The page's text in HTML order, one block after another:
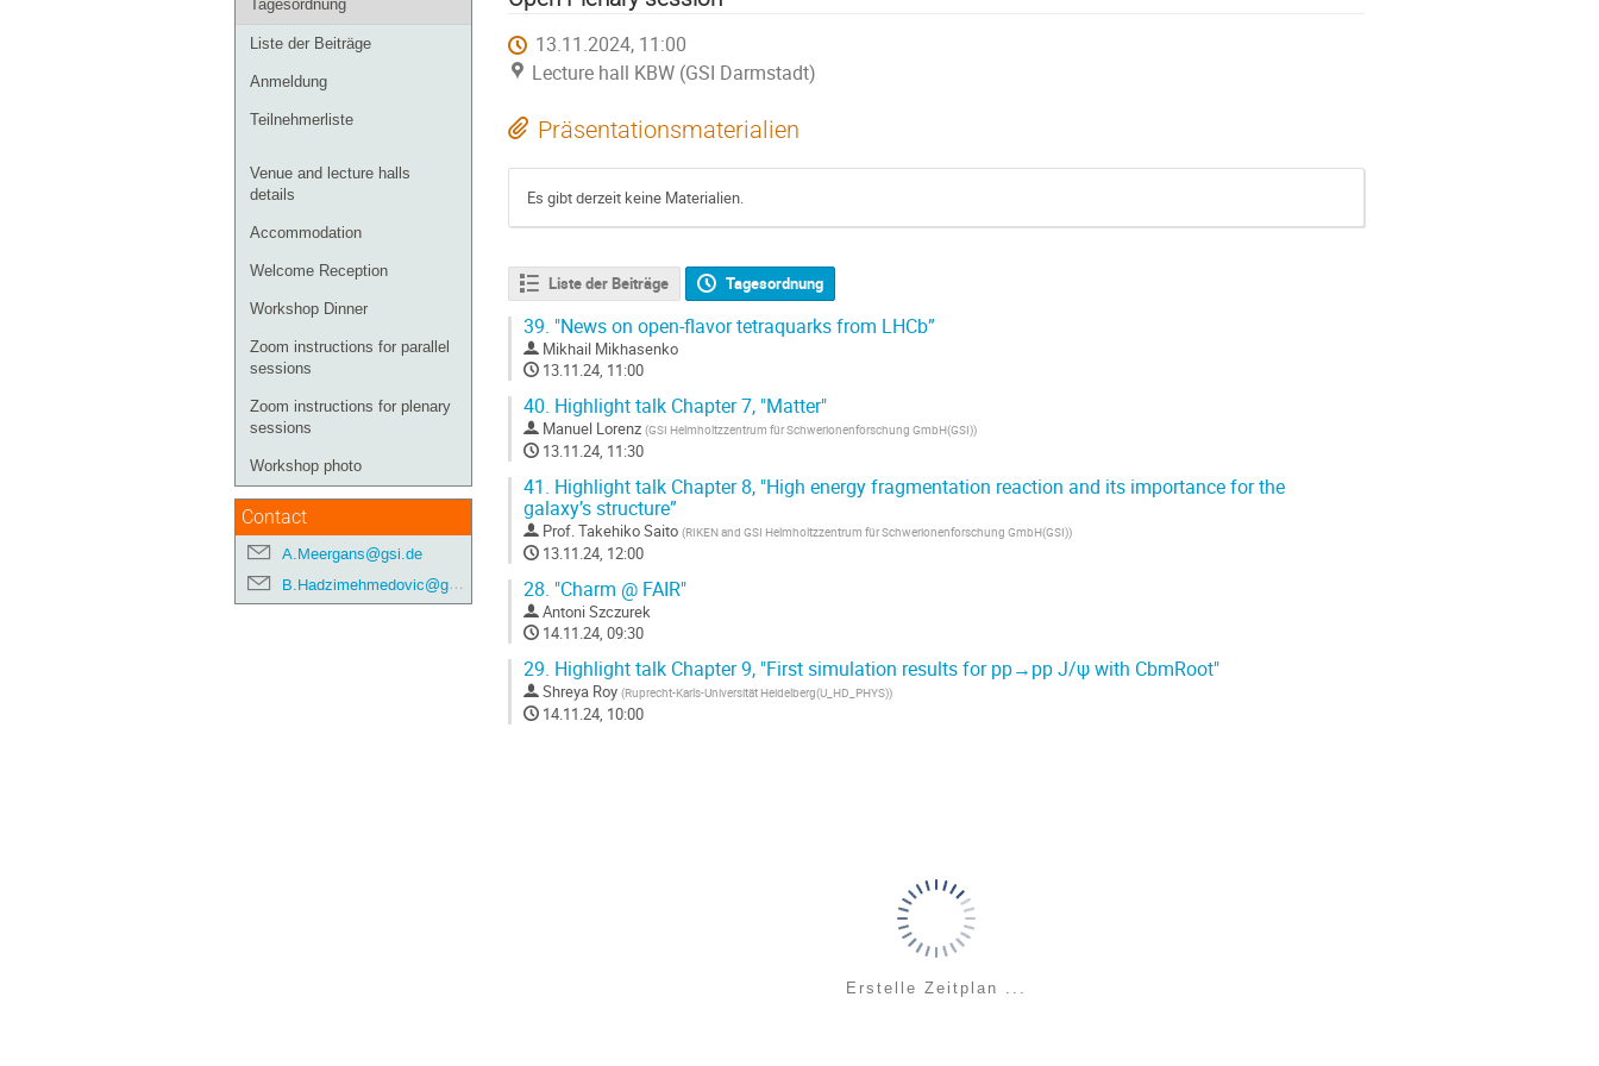
Tagesordnung
Liste der Beiträge
Anmeldung
Teilnehmerliste
Venue and lecture halls
details
Accommodation
Welcome Reception
Workshop Dinner
Zoom instructions for parallel
sessions
Zoom instructions for plenary
sessions
Workshop photo
Contact
A.Meergans@gsi.de
B.Hadzimehmedovic@gsi.de
13.11.2024, 11:00
Lecture hall KBW (GSI Darmstadt)
Präsentationsmaterialien
Es gibt derzeit keine Materialien.
Liste der Beiträge Tagesordnung
39. "News on open-flavor tetraquarks from LHCb”
Mikhail Mikhasenko
13.11.24, 11:00
40. Highlight talk Chapter 7, "Matter"
Manuel Lorenz (GSI Helmholtzzentrum für Schwerionenforschung GmbH(GSI))
13.11.24, 11:30
41. Highlight talk Chapter 8, "High energy fragmentation reaction and its importance for the
galaxy’s structure”
Prof. Takehiko Saito (RIKEN and GSI Helmholtzzentrum für Schwerionenforschung GmbH(GSI))
13.11.24, 12:00
28. "Charm @ FAIR"
Antoni Szczurek
14.11.24, 09:30
29. Highlight talk Chapter 9, "First simulation results for pp→pp J/ψ with CbmRoot"
Shreya Roy (Ruprecht-Karls-Universität Heidelberg(U_HD_PHYS))
14.11.24, 10:00
Erstelle Zeitplan ...